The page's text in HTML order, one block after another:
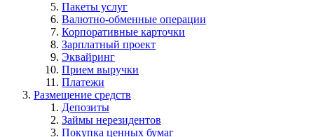
Пакеты услуг
Валютно-обменные операции
Корпоративные карточки
Зарплатный проект
Эквайринг
Прием выручки
Платежи
Размещение средств
Депозиты
Займы нерезидентов
Покупка ценных бумаг